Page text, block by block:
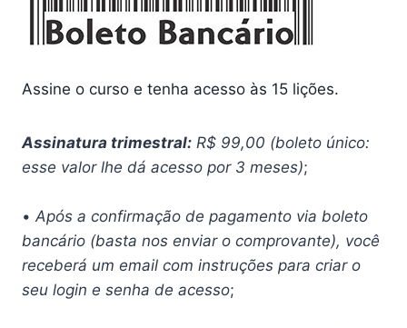
Assine o curso e tenha acesso às 15 lições.
Assinatura trimestral: R$ 99,00 (boleto único:
esse valor lhe dá acesso por 3 meses);
• Após a confirmação de pagamento via boleto
bancário (basta nos enviar o comprovante), você
receberá um email com instruções para criar o
seu login e senha de acesso;